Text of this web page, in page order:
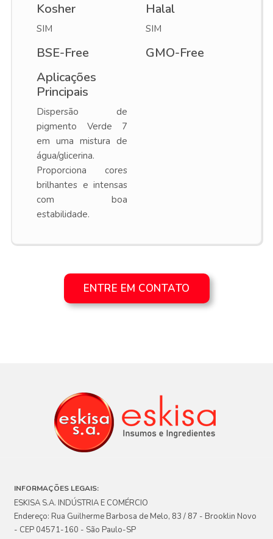
Kosher
SIM
Halal
SIM
BSE-Free
GMO-Free
Aplicações
Principais
Dispersão de
pigmento Verde 7
em uma mistura de
água/glicerina.
Proporciona cores
brilhantes e intensas
com boa
estabilidade.
ENTRE EM CONTATO
INFORMAÇÕES LEGAIS:
ESKISA S.A. INDÚSTRIA E COMÉRCIO
Endereço: Rua Guilherme Barbosa de Melo, 83 / 87 - Brooklin Novo
- CEP 04571-160 - São Paulo-SP